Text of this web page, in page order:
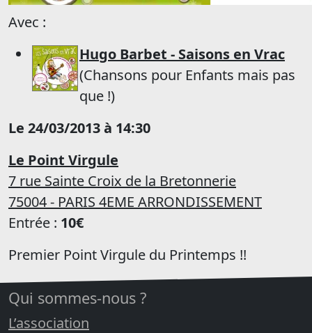
Avec :
Hugo Barbet - Saisons en Vrac
(Chansons pour Enfants mais pas
que !)
Le 24/03/2013 à 14:30
Le Point Virgule
7 rue Sainte Croix de la Bretonnerie
75004 - PARIS 4EME ARRONDISSEMENT
Entrée : 10€
Premier Point Virgule du Printemps !!
Qui sommes-nous ?
L’association